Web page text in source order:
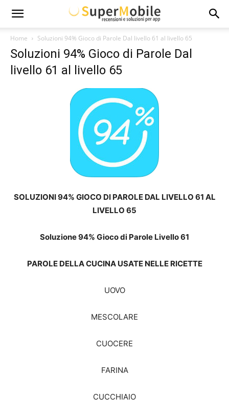
Super
Mobile
Home Soluzioni 94% Gioco di Parole Dal livello 61 al livello 65
Soluzioni 94% Gioco di Parole Dal
livello 61 al livello 65
SOLUZIONI 94% GIOCO DI PAROLE DAL LIVELLO 61 AL
LIVELLO 65
Soluzione 94% Gioco di Parole Livello 61
PAROLE DELLA CUCINA USATE NELLE RICETTE
UOVO
MESCOLARE
CUOCERE
FARINA
CUCCHIAIO